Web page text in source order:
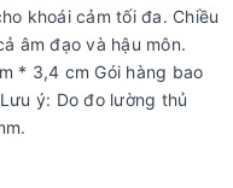
khoái cảm tối đa. Chiều
âm đạo và hậu môn.
* 3,4 cm Gói hàng bao
ý: Do đo lường thủ